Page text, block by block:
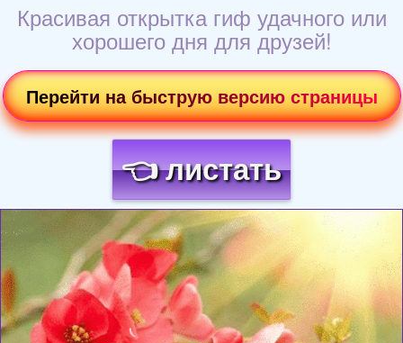
Красивая открытка гиф удачного или
хорошего дня для друзей!
Перейти на быструю версию страницы
👈 листать
Загрузка картинки...